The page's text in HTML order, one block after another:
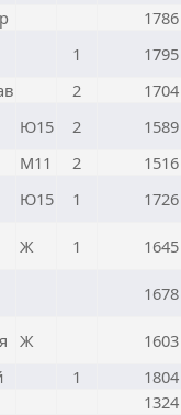
1786
1
1795
2
1704
Ю15 2
1589
М11 2
1516
Ю15 1 1726
Ж 1 1645
1678
Ж
1603
1
1804
1324